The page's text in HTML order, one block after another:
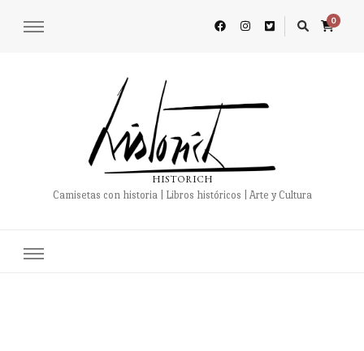
0
HISTORICH
Camisetas con historia | Libros históricos | Arte y Cultura